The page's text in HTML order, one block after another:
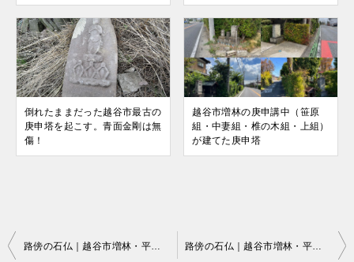
倒れたままだった越谷市最古の
庚申塔を起こす。青面金剛は無
傷！
越谷市増林の庚申講中（笹原
組・中妻組・椎の木組・上組）
が建てた庚申塔
投